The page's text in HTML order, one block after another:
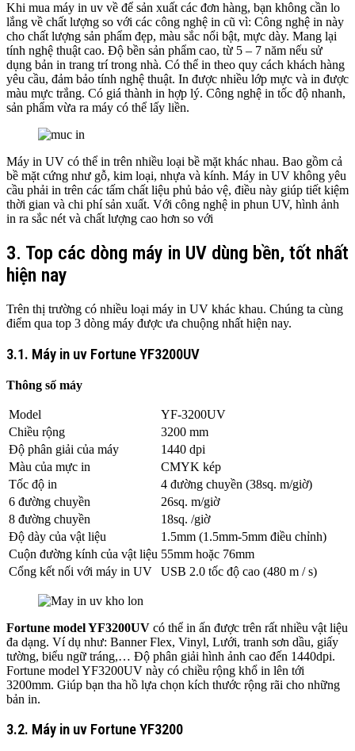
Khi mua máy in uv về để sản xuất các đơn hàng, bạn không cần lo
lắng về chất lượng so với các công nghệ in cũ vì: Công nghệ in này
cho chất lượng sản phẩm đẹp, màu sắc nổi bật, mực dày. Mang lại
tính nghệ thuật cao. Độ bền sản phẩm cao, từ 5 – 7 năm nếu sử
dụng bản in trang trí trong nhà. Có thể in theo quy cách khách hàng
yêu cầu, đảm bảo tính nghệ thuật. In được nhiều lớp mực và in được
màu mực trắng. Có giá thành in hợp lý. Công nghệ in tốc độ nhanh,
sản phẩm vừa ra máy có thể lấy liền.
Máy in UV có thể in trên nhiều loại bề mặt khác nhau. Bao gồm cả
bề mặt cứng như gỗ, kim loại, nhựa và kính. Máy in UV không yêu
cầu phải in trên các tấm chất liệu phủ bảo vệ, điều này giúp tiết kiệm
thời gian và chi phí sản xuất. Với công nghệ in phun UV, hình ảnh
in ra sắc nét và chất lượng cao hơn so với
3. Top các dòng máy in UV dùng bền, tốt nhất
hiện nay
Trên thị trường có nhiều loại máy in UV khác khau. Chúng ta cùng
điểm qua top 3 dòng máy được ưa chuộng nhất hiện nay.
3.1. Máy in uv Fortune YF3200UV
Thông số máy
Model
YF-3200UV
Chiều rộng
3200 mm
Độ phân giải của máy
1440 dpi
Màu của mực in
CMYK kép
Tốc độ in
4 đường chuyền (38sq. m/giờ)
6 đường chuyền
26sq. m/giờ
8 đường chuyền
18sq. /giờ
Độ dày của vật liệu
1.5mm (1.5mm-5mm điều chỉnh)
Cuộn đường kính của vật liệu 55mm hoặc 76mm
Cổng kết nối với máy in UV
USB 2.0 tốc độ cao (480 m / s)
Fortune model YF3200UV có thể in ấn được trên rất nhiều vật liệu
đa dạng. Ví dụ như: Banner Flex, Vinyl, Lưới, tranh sơn dầu, giấy
tường, biểu ngữ tráng,… Độ phân giải hình ảnh cao đến 1440dpi.
Fortune model YF3200UV này có chiều rộng khổ in lên tới
3200mm. Giúp bạn tha hồ lựa chọn kích thước rộng rãi cho những
bản in.
3.2. Máy in uv Fortune YF3200